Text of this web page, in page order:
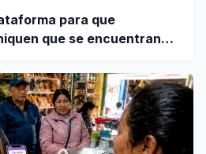
para que
que se encuentran